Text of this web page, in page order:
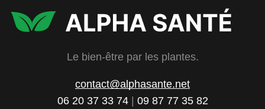
Le bien-être par les plantes.
contact@alphasante.net
06 20 37 33 74| 09 87 77 35 82